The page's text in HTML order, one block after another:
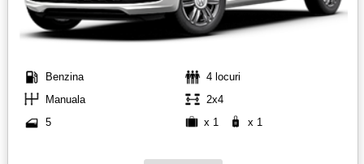
Benzina
4 locuri
Manuala
2x4
5
x 1 x 1